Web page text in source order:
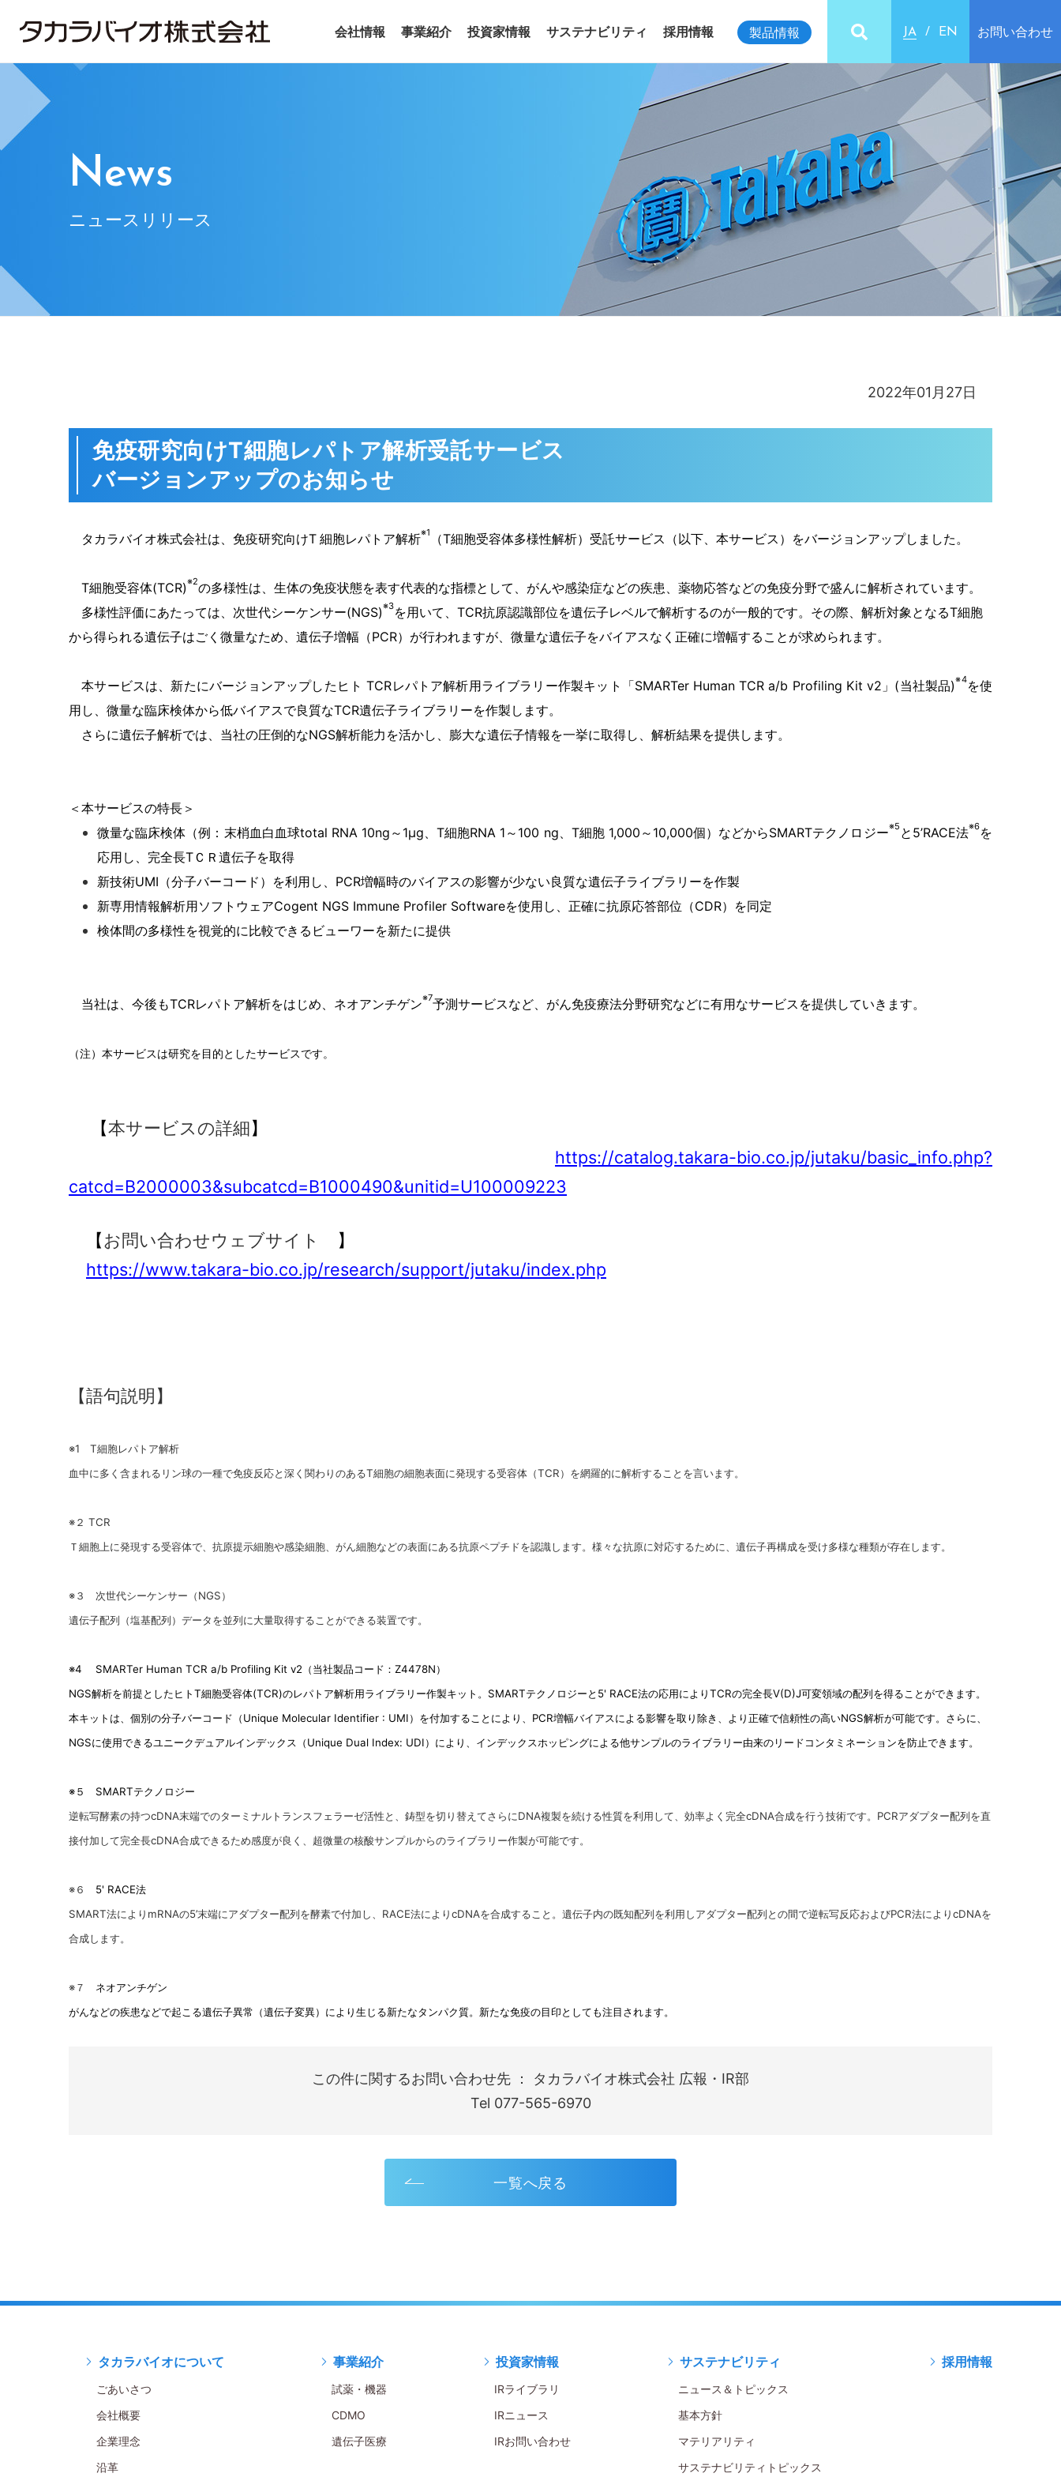
News
ニュースリリース
2022年01月27日
免疫研究向けT細胞レパトア解析受託サービス
バージョンアップのお知らせ
タカラバイオ株式会社は、免疫研究向けT 細胞レパトア解析※1 （T細胞受容体多様性解析）受託サービス（以下、本サービス）をバージョンアップしました。
T細胞受容体(TCR)※2の多様性は、生体の免疫状態を表す代表的な指標として、がんや感染症などの疾患、薬物応答などの免疫分野で盛んに解析されています。
多様性評価にあたっては、次世代シーケンサー(NGS)※3を用いて、TCR抗原認識部位を遺伝子レベルで解析するのが一般的です。その際、解析対象となるT細胞
から得られる遺伝子はごく微量なため、遺伝子増幅（PCR）が行われますが、微量な遺伝子をバイアスなく正確に増幅することが求められます。
本サービスは、新たにバージョンアップしたヒト TCRレパトア解析用ライブラリー作製キット「SMARTer Human TCR a/b Profiling Kit v2」(当社製品)※4を使
用し、微量な臨床検体から低バイアスで良質なTCR遺伝子ライブラリーを作製します。
さらに遺伝子解析では、当社の圧倒的なNGS解析能力を活かし、膨大な遺伝子情報を一挙に取得し、解析結果を提供します。
＜本サービスの特長＞
微量な臨床検体（例：末梢血白血球total RNA 10ng～1μg、T細胞RNA 1～100 ng、T細胞 1,000～10,000個）などからSMARTテクノロジー※5 と5’RACE法※6を
応用し、完全長TＣＲ遺伝子を取得
新技術UMI（分子バーコード）を利用し、PCR増幅時のバイアスの影響が少ない良質な遺伝子ライブラリーを作製
新専用情報解析用ソフトウェアCogent NGS Immune Profiler Softwareを使用し、正確に抗原応答部位（CDR）を同定
検体間の多様性を視覚的に比較できるビューワーを新たに提供
当社は、今後もTCRレパトア解析をはじめ、ネオアンチゲン※7予測サービスなど、がん免疫療法分野研究などに有用なサービスを提供していきます。
（注）本サービスは研究を目的としたサービスです。
【本サービスの詳細】
https://catalog.takara-bio.co.jp/jutaku/basic_info.php?
catcd=B2000003&subcatcd=B1000490&unitid=U100009223
【お問い合わせウェブサイト
】
https://www.takara-bio.co.jp/research/support/jutaku/index.php
【語句説明】
※1 T細胞レパトア解析
血中に多く含まれるリン球の一種で免疫反応と深く関わりのあるT細胞の細胞表面に発現する受容体（TCR）を網羅的に解析することを言います。
※２ TCR
Ｔ細胞上に発現する受容体で、抗原提示細胞や感染細胞、がん細胞などの表面にある抗原ペプチドを認識します。様々な抗原に対応するために、遺伝子再構成を受け多様な種類が存在します。
※３ 次世代シーケンサー（NGS）
遺伝子配列（塩基配列）データを並列に大量取得することができる装置です。
※4 SMARTer Human TCR a/b Profiling Kit v2（当社製品コード：Z4478N）
NGS解析を前提としたヒトT細胞受容体(TCR)のレパトア解析用ライブラリー作製キット。SMARTテクノロジーと5' RACE法の応用によりTCRの完全長V(D)J可変領域の配列を得ることができます。
本キットは、個別の分子バーコード（Unique Molecular Identifier : UMI）を付加することにより、PCR増幅バイアスによる影響を取り除き、より正確で信頼性の高いNGS解析が可能です。さらに、
NGSに使用できるユニークデュアルインデックス（Unique Dual Index: UDI）により、インデックスホッピングによる他サンプルのライブラリー由来のリードコンタミネーションを防止できます。
※５ SMARTテクノロジー
逆転写酵素の持つcDNA末端でのターミナルトランスフェラーゼ活性と、鋳型を切り替えてさらにDNA複製を続ける性質を利用して、効率よく完全cDNA合成を行う技術です。PCRアダプター配列を直
接付加して完全長cDNA合成できるため感度が良く、超微量の核酸サンプルからのライブラリー作製が可能です。
※６ 5' RACE法
SMART法によりmRNAの5’末端にアダプター配列を酵素で付加し、RACE法によりcDNAを合成すること。遺伝子内の既知配列を利用しアダプター配列との間で逆転写反応およびPCR法によりcDNAを
合成します。
※７ ネオアンチゲン
がんなどの疾患などで起こる遺伝子異常（遺伝子変異）により生じる新たなタンパク質。新たな免疫の目印としても注目されます。
この件に関するお問い合わせ先 ： タカラバイオ株式会社 広報・IR部
Tel 077-565-6970
一覧へ戻る
タカラバイオについて
ごあいさつ
会社概要
企業理念
沿革
事業紹介
試薬・機器
CDMO
遺伝子医療
投資家情報
IRライブラリ
IRニュース
IRお問い合わせ
サステナビリティ
ニュース＆トピックス
基本方針
マテリアリティ
サステナビリティトピックス
採用情報
製品情報 JA EN お問い合わせ
ごあいさつ グループ会社
会社情報
試薬・機器
事業紹介
IRライブラリ
投資家情報
ニュース＆トピックス サステナビリティインデックス
サステナビリティ 採用情報